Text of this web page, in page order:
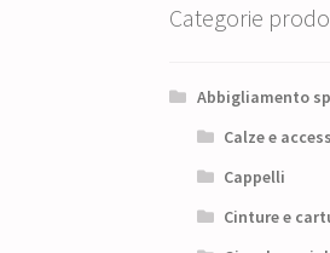
Categorie
Abbigliamento
Calze e
Cappelli
Cinture e